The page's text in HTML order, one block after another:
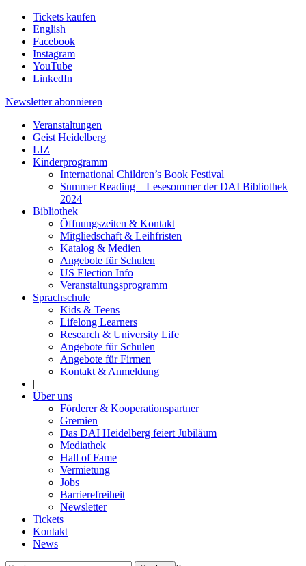
Tickets kaufen
English
Facebook
Instagram
YouTube
LinkedIn
Newsletter abonnieren
Veranstaltungen
Geist Heidelberg
LIZ
Kinderprogramm
International Children’s Book Festival
Summer Reading – Lesesommer der DAI Bibliothek
2024
Bibliothek
Öffnungszeiten & Kontakt
Mitgliedschaft & Leihfristen
Katalog & Medien
Angebote für Schulen
US Election Info
Veranstaltungsprogramm
Sprachschule
Kids & Teens
Lifelong Learners
Research & University Life
Angebote für Schulen
Angebote für Firmen
Kontakt & Anmeldung
|
Über uns
Förderer & Kooperationspartner
Gremien
Das DAI Heidelberg feiert Jubiläum
Mediathek
Hall of Fame
Vermietung
Jobs
Barrierefreiheit
Newsletter
Tickets
Kontakt
News